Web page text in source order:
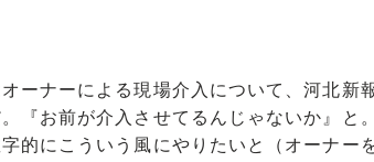
ーナーによる現場介入について、河北新
『お前が介入させてるんじゃないか』と
的にこういう風にやりたいと（オーナー